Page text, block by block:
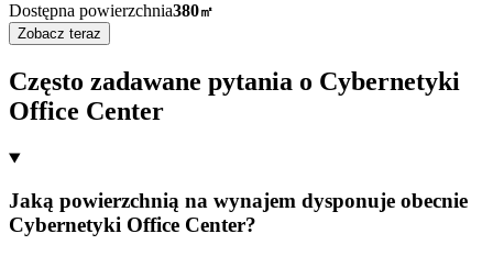
Dostępna powierzchnia380㎡
Zobacz teraz
Często zadawane pytania o Cybernetyki
Office Center
Jaką powierzchnią na wynajem dysponuje obecnie
Cybernetyki Office Center?